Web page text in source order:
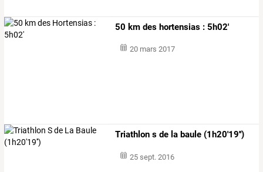
50 km des hortensias : 5h02'
20 mars 2017
Triathlon s de la baule (1h20'19'')
25 sept. 2016